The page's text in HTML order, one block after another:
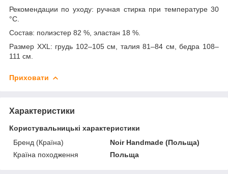
Рекомендации по уходу: ручная стирка при температуре 30
°С.
Состав: полиэстер 82 %, эластан 18 %.
Размер XXL: грудь 102–105 см, талия 81–84 см, бедра 108–
111 см.
Приховати
Характеристики
Користувальницькі характеристики
Бренд (Країна)
Noir Handmade (Польща)
Країна походження
Польща